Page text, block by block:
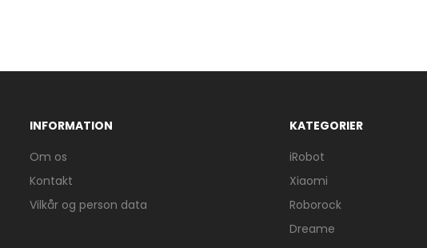
INFORMATION
Om os
Kontakt
Vilkår og person data
KATEGORIER
iRobot
Xiaomi
Roborock
Dreame